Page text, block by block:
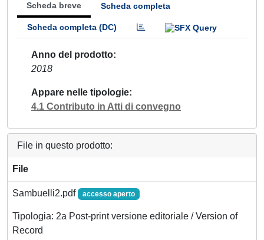
Scheda breve Scheda completa
Scheda completa (DC)
Anno del prodotto
2018
Appare nelle tipologie
4.1 Contributo in Atti di convegno
File in questo prodotto:
File
Sambuelli2.pdf accesso aperto
Tipologia: 2a Post-print versione editoriale / Version of
Record